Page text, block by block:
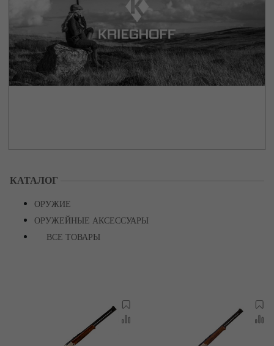
КАТАЛОГ
ОРУЖИЕ
ОРУЖЕЙНЫЕ АКСЕССУАРЫ
ВСЕ ТОВАРЫ